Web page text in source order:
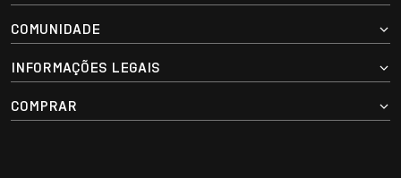
COMUNIDADE
INFORMAÇÕES LEGAIS
COMPRAR